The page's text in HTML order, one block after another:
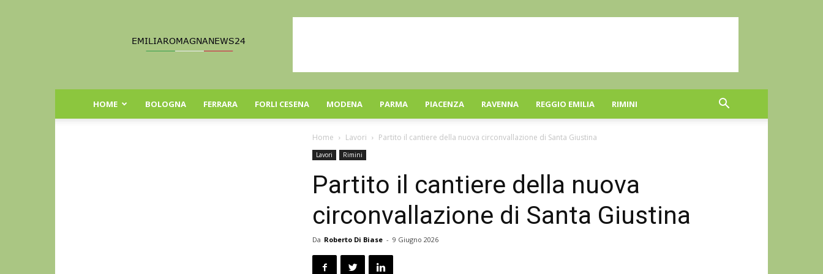
Romagna
HOME BOLOGNA FERRARA FORLI CESENA MODENA PARMA PIACENZA RAVENNA REGGIO EMILIA RIMINI
Home Lavori Partito il cantiere della nuova circonvallazione di Santa Giustina
Lavori Rimini
Partito il cantiere della nuova
circonvallazione di Santa Giustina
Da Roberto Di Biase - 9 Giugno 2026